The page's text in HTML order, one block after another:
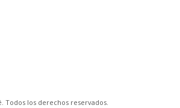
Todos los derechos reservados.